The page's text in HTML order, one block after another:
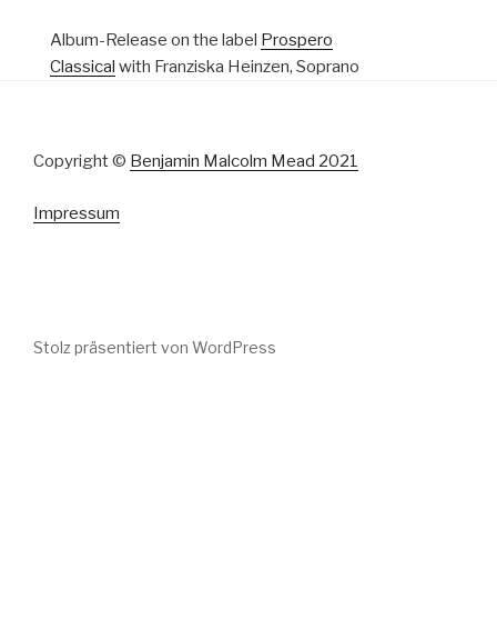
Album-Release on the label Prospero
Classical with Franziska Heinzen, Soprano
Copyright © Benjamin Malcolm Mead 2021
Impressum
Stolz präsentiert von WordPress